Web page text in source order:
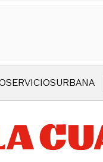
SERVICIOSURBANA